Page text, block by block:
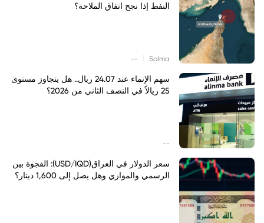
النفط إذا نجح اتفاق الملاحة؟
Salma
--
سهم الإنماء عند 24.07 ريال.. هل يتجاوز مستوى
25 ريالاً في النصف الثاني من 2026؟
--
سعر الدولار في العراق(USD/IQD): الفجوة بين
الرسمي والموازي وهل يصل إلى 1,600 دينار؟